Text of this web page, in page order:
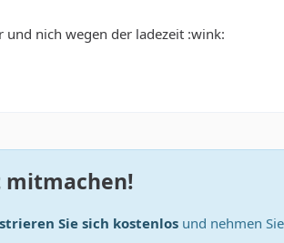
nich wegen der ladezeit :wink:
mitmachen!
Sie sich kostenlos und nehmen